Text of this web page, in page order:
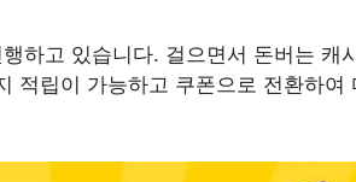
하고 있습니다. 걸으면서 돈버는 캐
적립이 가능하고 쿠폰으로 전환하